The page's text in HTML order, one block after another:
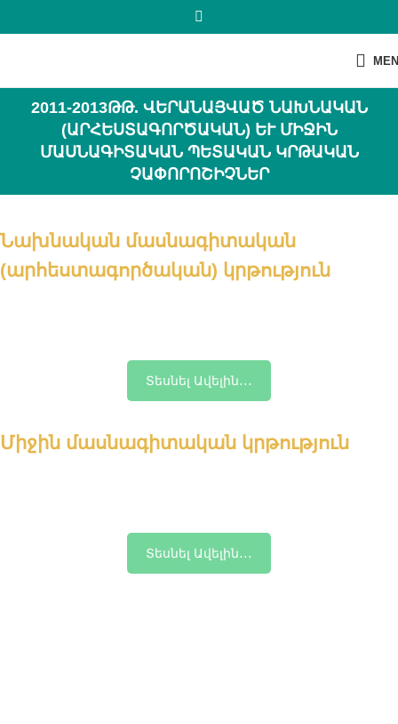
2011-2013ԹԹ. ՎԵՐԱՆԱՅՎԱԾ ՆԱԽՆԱԿԱՆ
(ԱՐՀԵՍՏԱԳՈՐԾԱԿԱՆ) ԵՒ ՄԻՋԻՆ Մ
ԱՍՆԱԳԻՏԱԿԱՆ ՊԵՏԱԿԱՆ ԿՐԹԱԿԱՆ Չ
ԱՓՈՐՈՇԻՉՆԵՐ
Նախնական մասնագիտական
(արհեստագործական) կրթություն
Տեսնել Ավելին․․․
Միջին մասնագիտական կրթություն
Տեսնել Ավելին․․․